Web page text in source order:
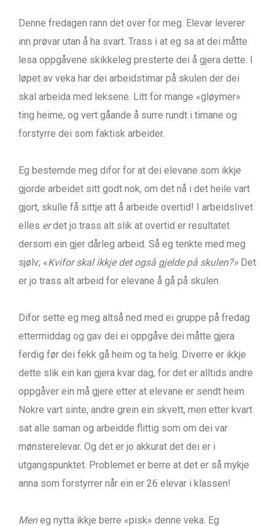
Denne fredagen rann det over for meg. Elevar leverer
inn prøvar utan å ha svart. Trass i at eg sa at dei måtte
lesa oppgåvene skikkeleg presterte dei å gjera dette. I
løpet av veka har dei arbeidstimar på skulen der dei
skal arbeida med leksene. Litt for mange «gløymer»
ting heime, og vert gåande å surre rundt i timane og
forstyrre dei som faktisk arbeider.
Eg bestemde meg difor for at dei elevane som ikkje
gjorde arbeidet sitt godt nok, om det nå i det heile vart
gjort, skulle få sittje att å arbeide overtid! I arbeidslivet
elles erdet jo trass alt slik at overtid er resultatet
dersom ein gjer dårleg arbeid. Så eg tenkte med meg
sjølv; «Kvifor skal ikkje det også gjelde på skulen?» Det
er jo trass alt arbeid for elevane å gå på skulen.
Difor sette eg meg altså ned med ei gruppe på fredag
ettermiddag og gav dei ei oppgåve dei måtte gjera
ferdig før dei fekk gå heim og ta helg. Diverre er ikkje
dette slik ein kan gjera kvar dag, for det er alltids andre
oppgåver ein må gjere etter at elevane er sendt heim.
Nokre vart sinte, andre grein ein skvett, men etter kvart
sat alle saman og arbeidde flittig som om dei var
mønsterelevar. Og det er jo akkurat det dei er i
utgangspunktet. Problemet er berre at det er så mykje
anna som forstyrrer når ein er 26 elevar i klassen!
Meneg nytta ikkje berre «pisk» denne veka. Eg